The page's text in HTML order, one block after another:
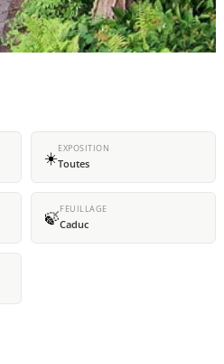
☀️EXPOSITION
Toutes
🍃FEUILLAGE
Caduc